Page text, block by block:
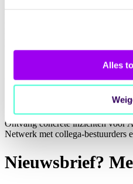
Alles
Hoe AI kan bijdragen aan
Inclusief macro-economische
Waarom
Leer van praktijkervaringen en
Ontvang concrete inzichten voor
Netwerk met collega-bestuurders
Nieuwsbrief?